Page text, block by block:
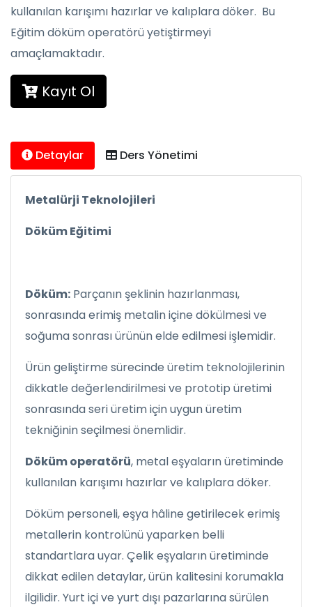
kullanılan karışımı hazırlar ve kalıplara döker. Bu
Eğitim döküm operatörü yetiştirmeyi
amaçlamaktadır.
Kayıt Ol
Detaylar Ders Yönetimi
Metalürji Teknolojileri
Döküm Eğitimi
Döküm: Parçanın şeklinin hazırlanması,
sonrasında erimiş metalin içine dökülmesi ve
soğuma sonrası ürünün elde edilmesi işlemidir.
Ürün geliştirme sürecinde üretim teknolojilerinin
dikkatle değerlendirilmesi ve prototip üretimi
sonrasında seri üretim için uygun üretim
tekniğinin seçilmesi önemlidir.
Döküm operatörü, metal eşyaların üretiminde
kullanılan karışımı hazırlar ve kalıplara döker.
Döküm personeli, eşya hâline getirilecek erimiş
metallerin kontrolünü yaparken belli
standartlara uyar. Çelik eşyaların üretiminde
dikkat edilen detaylar, ürün kalitesini korumakla
ilgilidir. Yurt içi ve yurt dışı pazarlarına sürülen